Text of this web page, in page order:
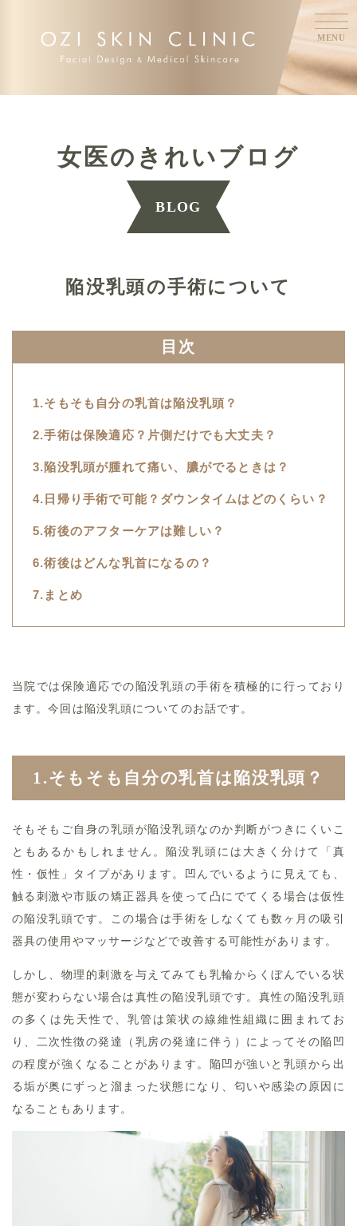
女医のきれいブログ
BLOG
陥没乳頭の手術について
目次
1.そもそも自分の乳首は陥没乳頭？
2.手術は保険適応？片側だけでも大丈夫？
3.陥没乳頭が腫れて痛い、膿がでるときは？
4.日帰り手術で可能？ダウンタイムはどのくらい？
5.術後のアフターケアは難しい？
6.術後はどんな乳首になるの？
7.まとめ
当院では保険適応での陥没乳頭の手術を積極的に行っており
ます。今回は陥没乳頭についてのお話です。
1.そもそも自分の乳首は陥没乳頭？
そもそもご自身の乳頭が陥没乳頭なのか判断がつきにくいこ
ともあるかもしれません。陥没乳頭には大きく分けて「真
性・仮性」タイプがあります。凹んでいるように見えても、
触る刺激や市販の矯正器具を使って凸にでてくる場合は仮性
の陥没乳頭です。この場合は手術をしなくても数ヶ月の吸引
器具の使用やマッサージなどで改善する可能性があります。
しかし、物理的刺激を与えてみても乳輪からくぼんでいる状
態が変わらない場合は真性の陥没乳頭です。真性の陥没乳頭
の多くは先天性で、乳管は策状の線維性組織に囲まれてお
り、二次性徴の発達（乳房の発達に伴う）によってその陥凹
の程度が強くなることがあります。陥凹が強いと乳頭から出
る垢が奥にずっと溜まった状態になり、匂いや感染の原因に
なることもあります。
MENU